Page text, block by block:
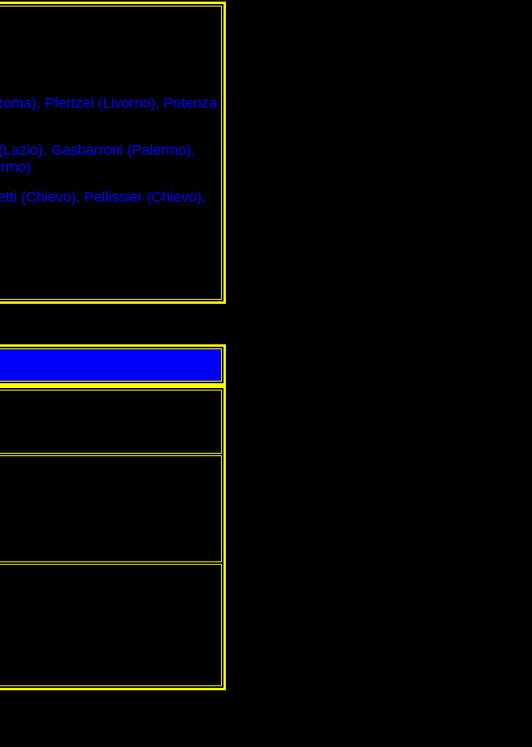
Pfertzel (Livorno), Potenza
Gasbarroni (Palermo),
(Chievo), Pellissier (Chievo),